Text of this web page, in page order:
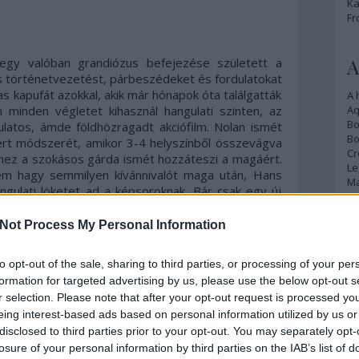
Process My Personal Information
opt-out of the sale, sharing to third parties, or processing of your
for targeted advertising by us, please use the below opt-out
selection. Please note that after your opt-out request is processed
interest-based ads based on personal information utilized by us
to third parties prior to your opt-out. You may separately
of your personal information by third parties on the IAB’s list of
valóban grandiózus befejezése született a
történetvezetést, párbeszédeket és fordulatokat
kapufát azokkal, akik már hónapok óta találgatták
végletet kihasznál hangulati szinten, az
ámde földhözragadt akciófilm. Nolan ismét
módszerét, amikor 3-4 helyszínből összevágva
a szokásos gárda ismét hozzáteszi a magáért.
hagy semmilyen kívánnivalót maga után, Hans
löketet ad a képsoroknak. Bár csak egy új
Chant), ezt a régiekkel együtt a lehető
talán nem dolgoztak olyan erős
felvonásnál, de mindenkiből kihozták a
nagy része alatt Bane a főszereplő (ezzel
és Tom Hardy méltó utódja lett Heath
Egy maszkkal az arcán csak a szemeit és a
előnyei) valósítja meg tökéletesen a szerepét.
bevált, mind karakter (enyhe bevezetetlenséget
terén is. John Blake (Joseph Gordon-Levitt)
bár már egyre inkább kezd az az érzésem lenni,
A